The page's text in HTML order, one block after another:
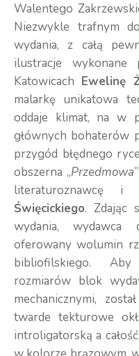
Walentego
Niezwykle trafnym
wydania, z całą
ilustracje
Katowicach Ewelinę
malarkę unikatowa
oddaje klimat, na w
głównych bohaterów
przygód błędnego
obszerna „Przedmowa
literaturoznawcę i
Święcickiego. Zdając
wydania, wydawca
oferowany wolumin
bibliofilskiego. Aby
rozmiarów blok
mechanicznymi,
twarde tekturowe
introligatorską a